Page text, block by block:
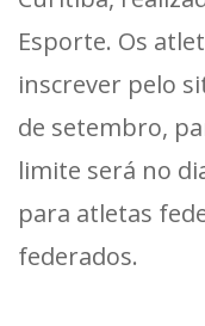
Esporte. Os
inscrever pelo
de setembro,
limite será no
para atletas
federados.